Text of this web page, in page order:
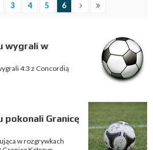
3 4 5 6
wygrali w
4:3 z Concordią
pokonali Granicę
w rozgrywkach